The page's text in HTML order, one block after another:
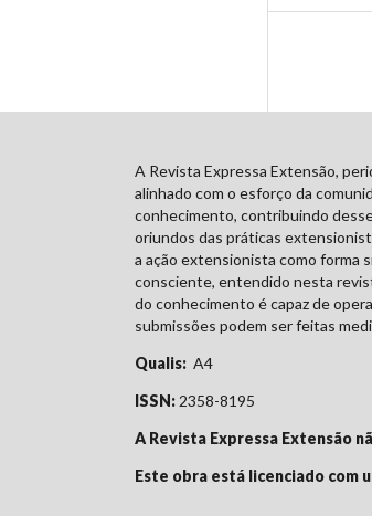
A Revista Expressa Extensão,
alinhado com o esforço da
conhecimento, contribuindo
oriundos das práticas
a ação extensionista como forma
consciente, entendido nesta
do conhecimento é capaz de
submissões podem ser feitas
Qualis: A4
ISSN: 2358-8195
A Revista Expressa Extensão
Este obra está licenciado com